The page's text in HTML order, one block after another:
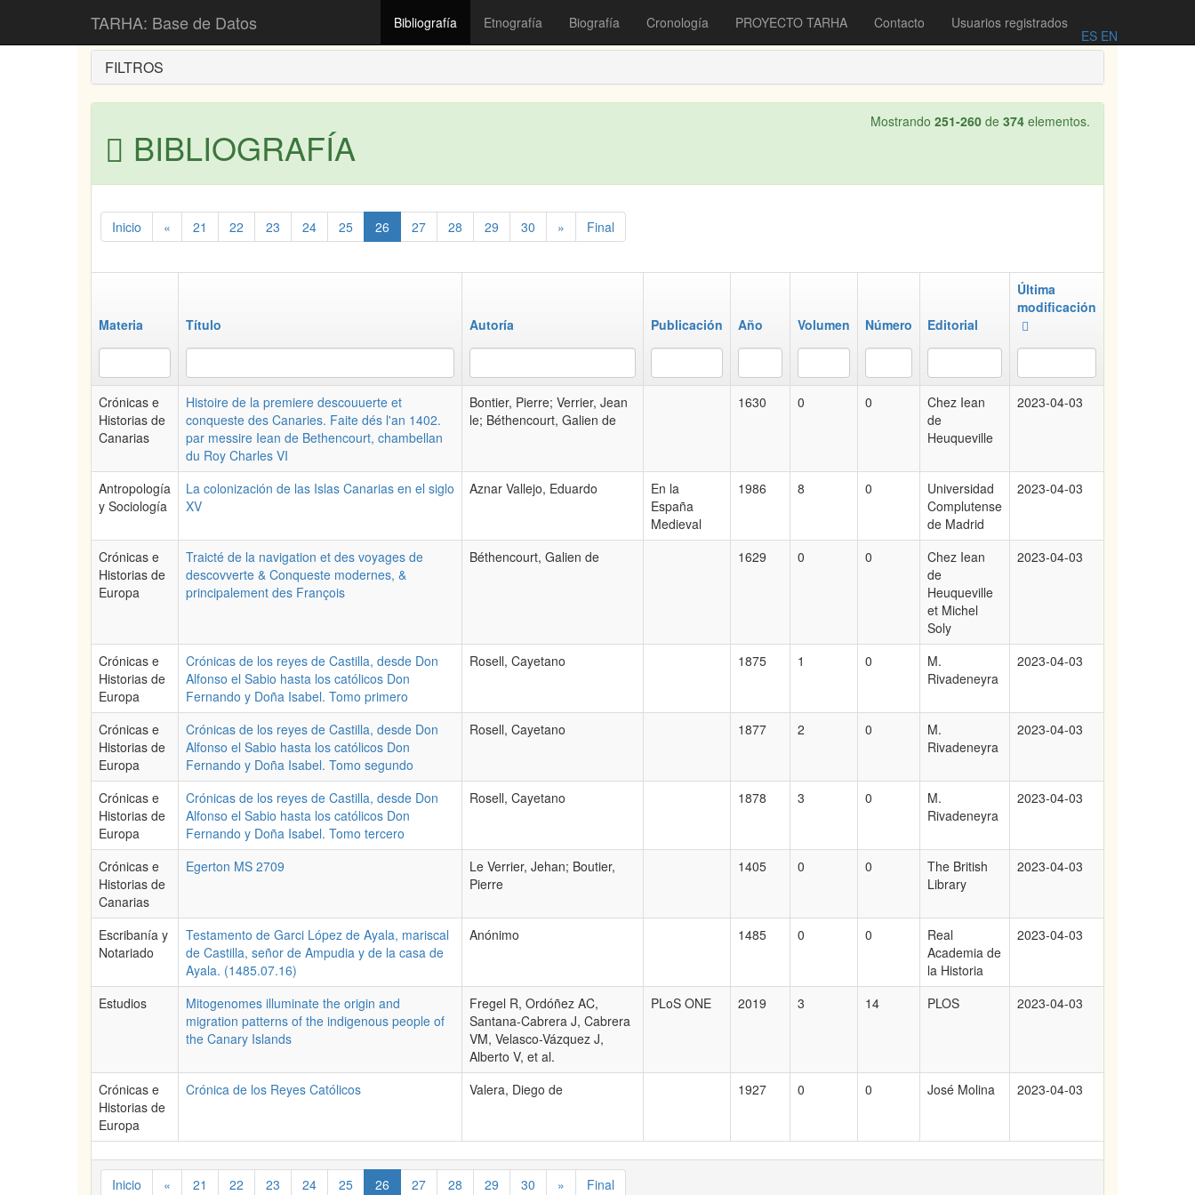
TARHA: Base de Datos Bibliografía Etnografía Biografía Cronología PROYECTO TARHA Contacto Usuarios registrados
ES EN
Inicio Bibliografía
FILTROS
Mostrando 251-260 de 374 elementos.
BIBLIOGRAFÍA
Inicio « 21 22 23 24 25 26 27 28 29 30 » Final
Materia Título Autoría Publicación Año Volumen Número Editorial
Última
modificación
Crónicas e
Historias de
Canarias
Histoire de la premiere descouuerte et
conqueste des Canaries. Faite dés l'an 1402.
par messire Iean de Bethencourt, chambellan
du Roy Charles VI
Bontier, Pierre; Verrier, Jean
le; Béthencourt, Galien de
1630 0 0
Chez Iean
de
Heuqueville
2023-04-03
Antropología
y Sociología
La colonización de las Islas Canarias en el siglo
XV
Aznar Vallejo, Eduardo
En la
España
Medieval
1986 8 0
Universidad
Complutense
de Madrid
2023-04-03
Crónicas e
Historias de
Europa
Traicté de la navigation et des voyages de
descovverte & Conqueste modernes, &
principalement des François
Béthencourt, Galien de 1629 0 0
Chez Iean
de
Heuqueville
et Michel
Soly
2023-04-03
Crónicas e
Historias de
Europa
Crónicas de los reyes de Castilla, desde Don
Alfonso el Sabio hasta los católicos Don
Fernando y Doña Isabel. Tomo primero
Rosell, Cayetano 1875 1 0
M.
Rivadeneyra
2023-04-03
Crónicas e
Historias de
Europa
Crónicas de los reyes de Castilla, desde Don
Alfonso el Sabio hasta los católicos Don
Fernando y Doña Isabel. Tomo segundo
Rosell, Cayetano 1877 2 0
M.
Rivadeneyra
2023-04-03
Crónicas e
Historias de
Europa
Crónicas de los reyes de Castilla, desde Don
Alfonso el Sabio hasta los católicos Don
Fernando y Doña Isabel. Tomo tercero
Rosell, Cayetano 1878 3 0
M.
Rivadeneyra
2023-04-03
Crónicas e
Historias de
Canarias
Egerton MS 2709
Le Verrier, Jehan; Boutier,
Pierre
1405 0 0
The British
Library
2023-04-03
Escribanía y
Notariado
Testamento de Garci López de Ayala, mariscal
de Castilla, señor de Ampudia y de la casa de
Ayala. (1485.07.16)
Anónimo 1485 0 0
Real
Academia de
la Historia
2023-04-03
Estudios
Mitogenomes illuminate the origin and
migration patterns of the indigenous people of
the Canary Islands
Fregel R, Ordóñez AC,
Santana-Cabrera J, Cabrera
VM, Velasco-Vázquez J,
Alberto V, et al.
PLoS ONE 2019 3 14 PLOS 2023-04-03
Crónicas e
Historias de
Europa
Crónica de los Reyes Católicos Valera, Diego de 1927 0 0 José Molina 2023-04-03
Inicio « 21 22 23 24 25 26 27 28 29 30 » Final